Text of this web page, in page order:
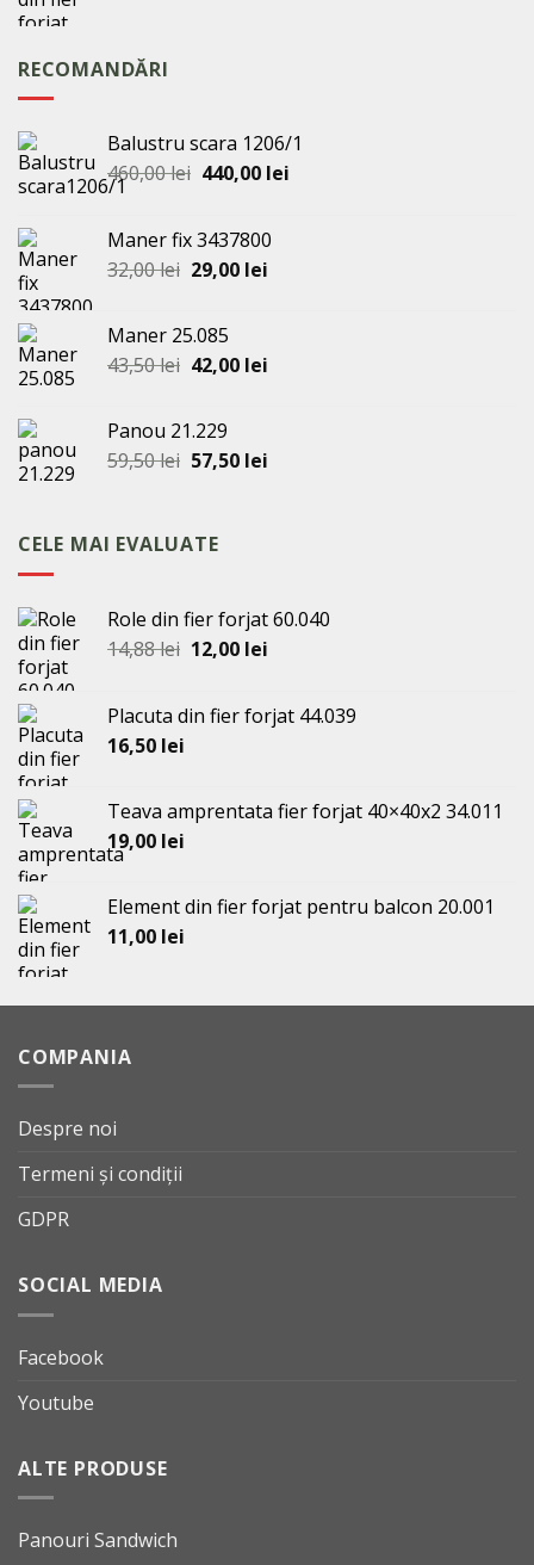
RECOMANDĂRI
Balustru scara 1206/1
460,00lei Prețul
fost:
460,00 lei.
440,00 leiPrețul
Maner fix 3437800
32,00lei Prețul
fost:
32,00 lei.
29,00 leiPrețul
Maner 25.085
43,50lei Prețul
fost:
43,50 lei.
42,00 leiPrețul
Panou 21.229
59,50lei Prețul
fost:
59,50 lei.
57,50 leiPrețul
CELE MAI EVALUATE
Role din fier forjat 60.040
14,88lei Prețul
fost:
12,00 leiPrețul
12,00 lei.
Placuta din fier forjat 44.039
16,50 lei
Teava amprentata fier forjat 40×40x2 34.011
19,00 lei
Element din fier forjat pentru balcon 20.001
11,00 lei
COMPANIA
Despre noi
Termeni și condiții
GDPR
SOCIAL MEDIA
Facebook
Youtube
ALTE PRODUSE
Panouri Sandwich